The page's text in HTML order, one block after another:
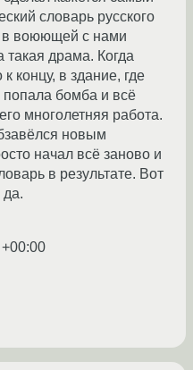
словарь русского
в воюющей с нами
драма. Когда
концу, в здание, где
попала бомба и всё
многолетняя работа.
новым
начал всё заново и
в результате. Вот